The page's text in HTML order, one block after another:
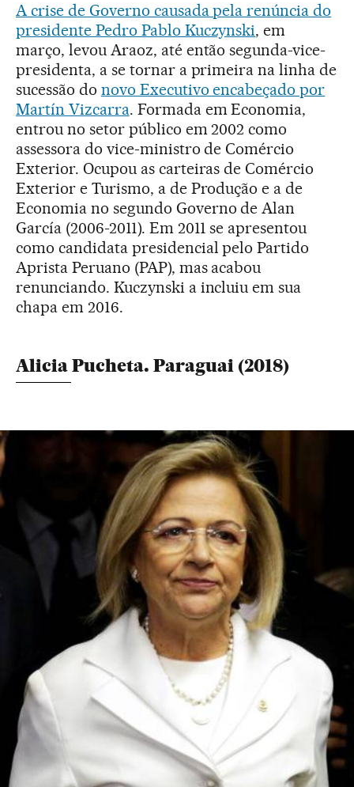
A crise de Governo causada pela renúncia do
presidente Pedro Pablo Kuczynski, em
março, levou Araoz, até então segunda-vice-
presidenta, a se tornar a primeira na linha de
sucessão do novo Executivo encabeçado por
Martín Vizcarra. Formada em Economia,
entrou no setor público em 2002 como
assessora do vice-ministro de Comércio
Exterior. Ocupou as carteiras de Comércio
Exterior e Turismo, a de Produção e a de
Economia no segundo Governo de Alan
García (2006-2011). Em 2011 se apresentou
como candidata presidencial pelo Partido
Aprista Peruano (PAP), mas acabou
renunciando. Kuczynski a incluiu em sua
chapa em 2016.
Alicia Pucheta. Paraguai (2018)